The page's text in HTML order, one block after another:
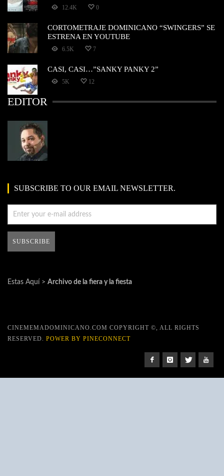
12.4K 0
CORTOMETRAJE DOMINICANO “SWINGERS” SE
ESTRENA EN YOUTUBE
6.5K 7
CASI, CASI…”SANKY PANKY 2”
5K 12
EDITOR
SUBSCRIBE TO OUR EMAIL NEWSLETTER.
Estas Aquí > Archivo de la fiera y la fiesta
CINEMEMADOMINICANO.COM COPYRIGHT ©, ALL RIGHTS
RESERVED. POWER BY PINECONNECT